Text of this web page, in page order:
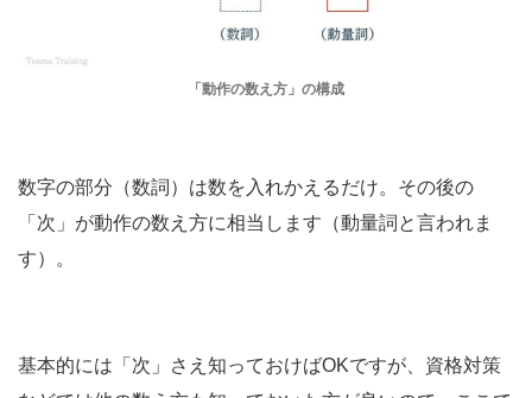
「動作の数え方」の構成
数字の部分（数詞）は数を入れかえるだけ。その後の
「次」が動作の数え方に相当します（動量詞と言われま
す）。
基本的には「次」さえ知っておけばOKですが、資格対策